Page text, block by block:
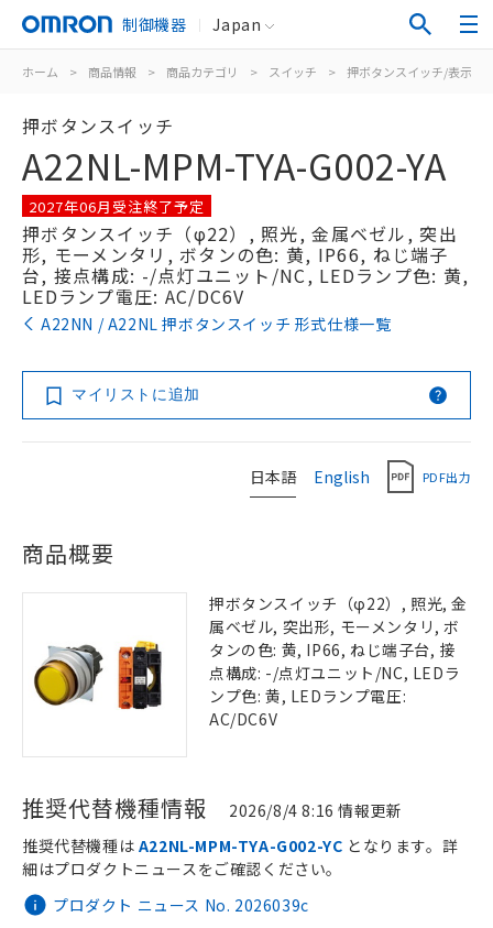
制御機器 Japan
ホーム > 商品情報 > 商品カテゴリ > スイッチ > 押ボタンスイッチ/表示灯
押ボタンスイッチ
A22NL-MPM-TYA-G002-YA
2027年06月受注終了予定
押ボタンスイッチ（φ22）, 照光, 金属ベゼル, 突出
形, モーメンタリ, ボタンの色: 黄, IP66, ねじ端子
台, 接点構成: -/点灯ユニット/NC, LEDランプ色: 黄,
LEDランプ電圧: AC/DC6V
A22NN / A22NL 押ボタンスイッチ 形式仕様一覧
マイリストに追加
日本語 English PDF出力
商品概要
押ボタンスイッチ（φ22）, 照光, 金
属ベゼル, 突出形, モーメンタリ, ボ
タンの色: 黄, IP66, ねじ端子台, 接
点構成: -/点灯ユニット/NC, LEDラ
ンプ色: 黄, LEDランプ電圧:
AC/DC6V
推奨代替機種情報 2026/8/4 8:16 情報更新
プロダクト ニュース No. 2026039c
推奨代替機種は A22NL-MPM-TYA-G002-YC となります。詳
細はプロダクトニュースをご確認ください。